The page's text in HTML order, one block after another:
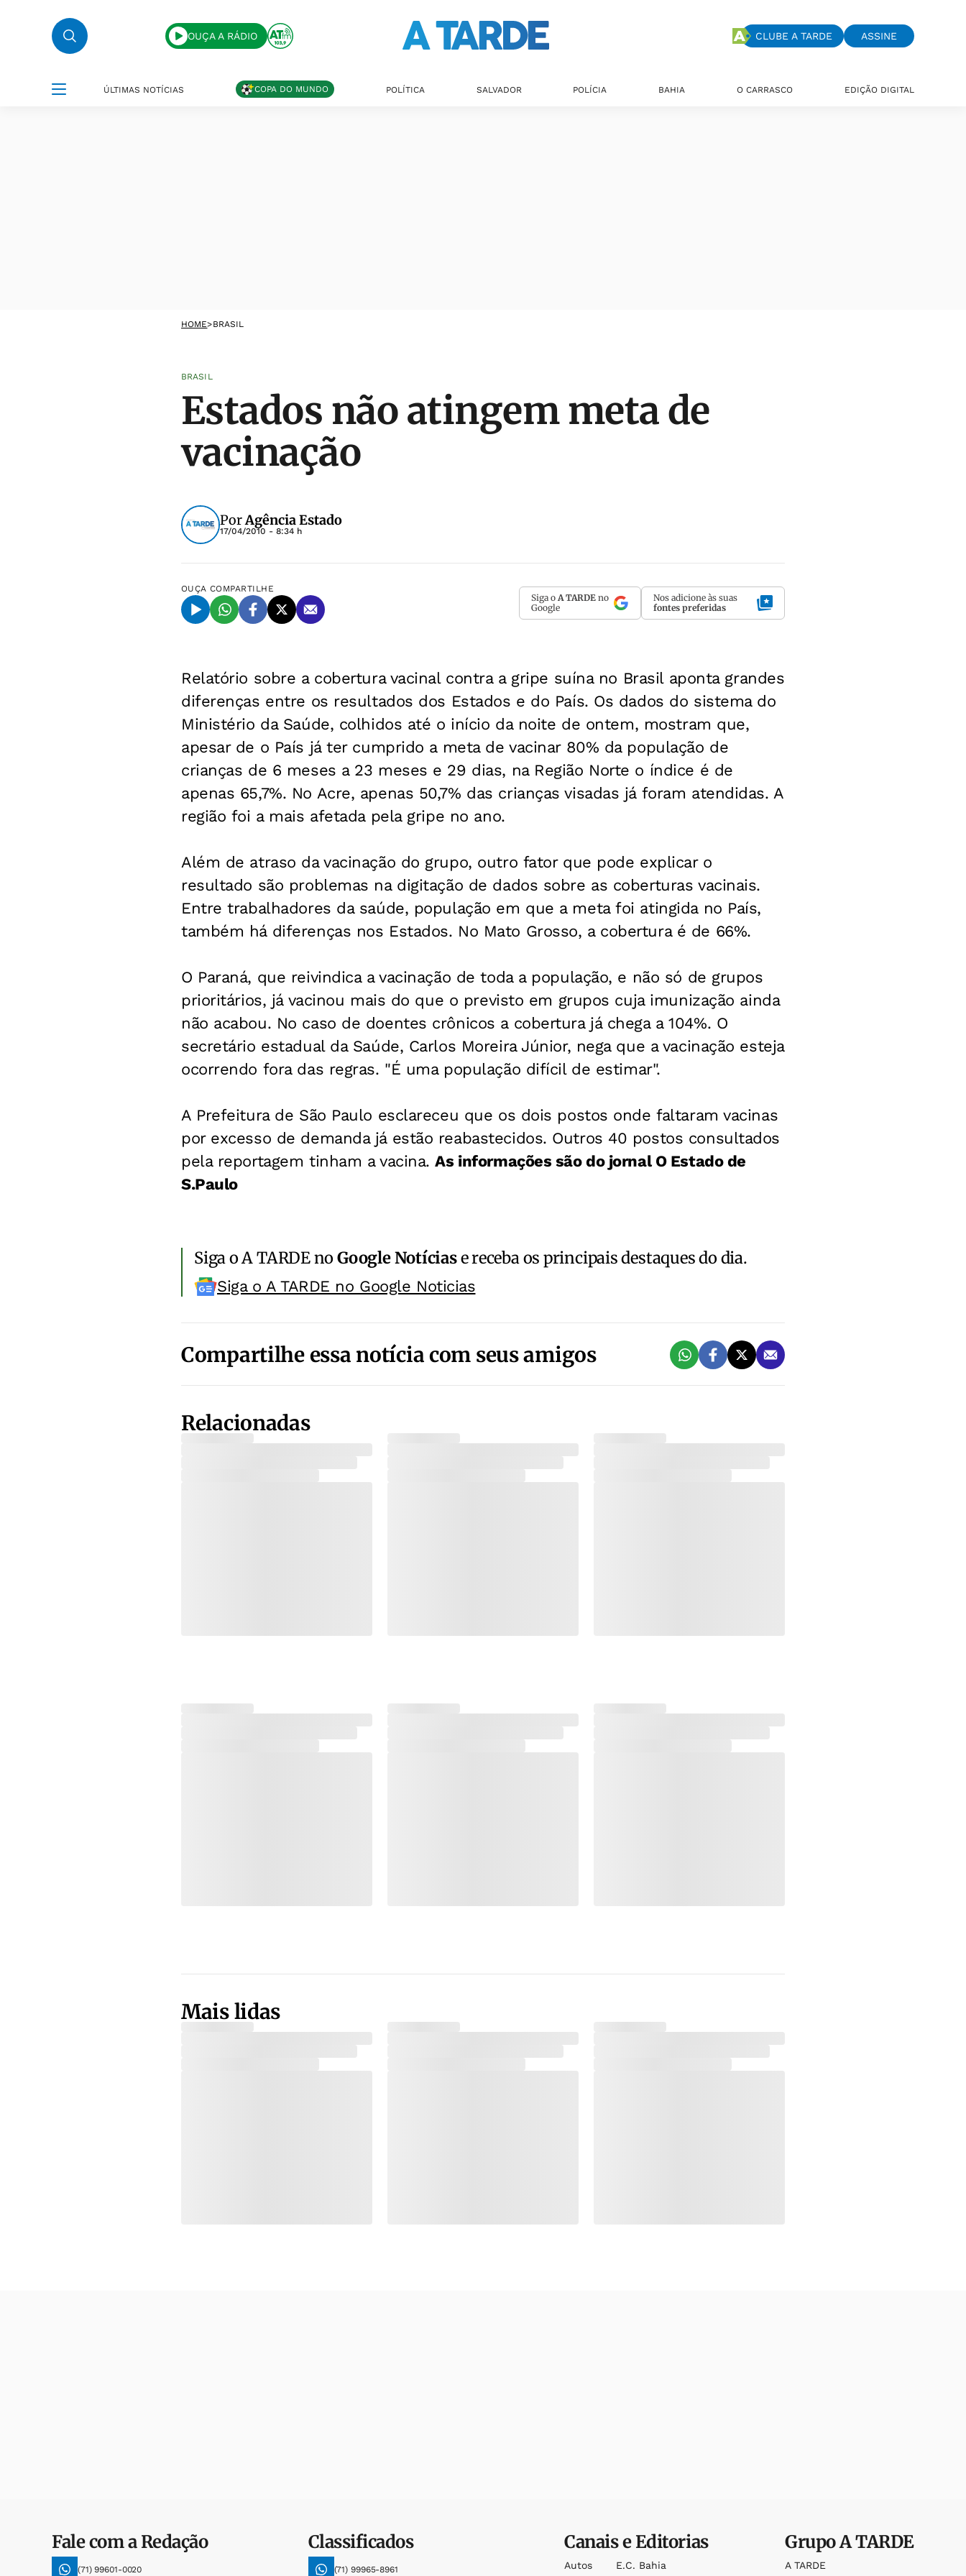
OUÇA A RÁDIO CLUBE A TARDE ASSINE
ÚLTIMAS NOTÍCIAS COPA DO MUNDO POLÍTICA SALVADOR POLÍCIA BAHIA O CARRASCO EDIÇÃO DIGITAL
HOME>BRASIL
BRASIL
Estados não atingem meta de
vacinação
PorAgência Estado
17/04/2010 - 8:34 h
OUÇA COMPARTILHE
Siga o A TARDE no
Google
Nos adicione às suas
fontes preferidas
Relatório sobre a cobertura vacinal contra a gripe suína no Brasil aponta grandes
diferenças entre os resultados dos Estados e do País. Os dados do sistema do
Ministério da Saúde, colhidos até o início da noite de ontem, mostram que,
apesar de o País já ter cumprido a meta de vacinar 80% da população de
crianças de 6 meses a 23 meses e 29 dias, na Região Norte o índice é de
apenas 65,7%. No Acre, apenas 50,7% das crianças visadas já foram atendidas. A
região foi a mais afetada pela gripe no ano.
Além de atraso da vacinação do grupo, outro fator que pode explicar o
resultado são problemas na digitação de dados sobre as coberturas vacinais.
Entre trabalhadores da saúde, população em que a meta foi atingida no País,
também há diferenças nos Estados. No Mato Grosso, a cobertura é de 66%.
O Paraná, que reivindica a vacinação de toda a população, e não só de grupos
prioritários, já vacinou mais do que o previsto em grupos cuja imunização ainda
não acabou. No caso de doentes crônicos a cobertura já chega a 104%. O
secretário estadual da Saúde, Carlos Moreira Júnior, nega que a vacinação esteja
ocorrendo fora das regras. "É uma população difícil de estimar".
A Prefeitura de São Paulo esclareceu que os dois postos onde faltaram vacinas
por excesso de demanda já estão reabastecidos. Outros 40 postos consultados
pela reportagem tinham a vacina.As informações são do jornal O Estado de
S.Paulo
Siga o A TARDE noGoogle Notíciase receba os principais destaques do dia.
Siga o A TARDE no Google Noticias
Compartilhe essa notícia com seus amigos
Relacionadas
Mais lidas
Fale com a Redação
(71) 99601-0020
Classificados
(71) 99965-8961
Canais e Editorias
Autos E.c. Bahia
GrupoA TARDE
A TARDE